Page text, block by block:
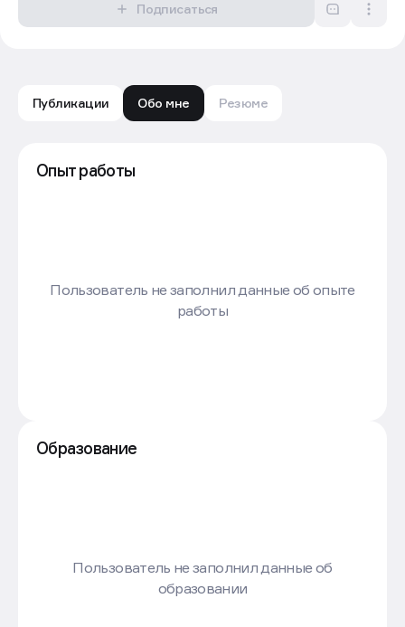
Подписаться
Публикации Обо мне Резюме
Опыт работы
Пользователь не заполнил данные об опыте
работы
Образование
Пользователь не заполнил данные об
образовании